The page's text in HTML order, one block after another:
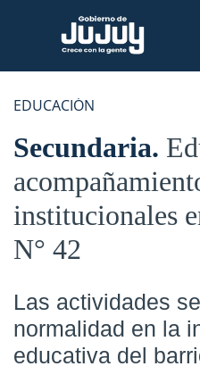
EDUCACIÓN
Secundaria
institucionales
N° 42
Las actividades
normalidad en la
educativa del